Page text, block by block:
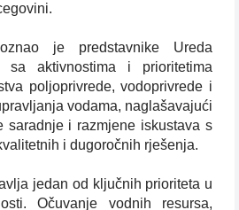
je predstavnike Ureda
aktivnostima i prioritetima
poljoprivrede, vodoprivrede i
vodama, naglašavajući
saradnje i razmjene iskustava s
i dugoročnih rješenja.
jedan od ključnih prioriteta u
Očuvanje vodnih resursa,